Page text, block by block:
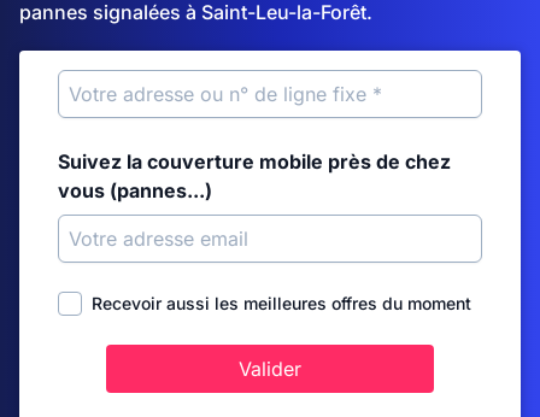
pannes signalées à Saint-Leu-la-Forêt.
Suivez la couverture mobile près de chez
vous (pannes...)
Recevoir aussi les meilleures offres du moment
Valider